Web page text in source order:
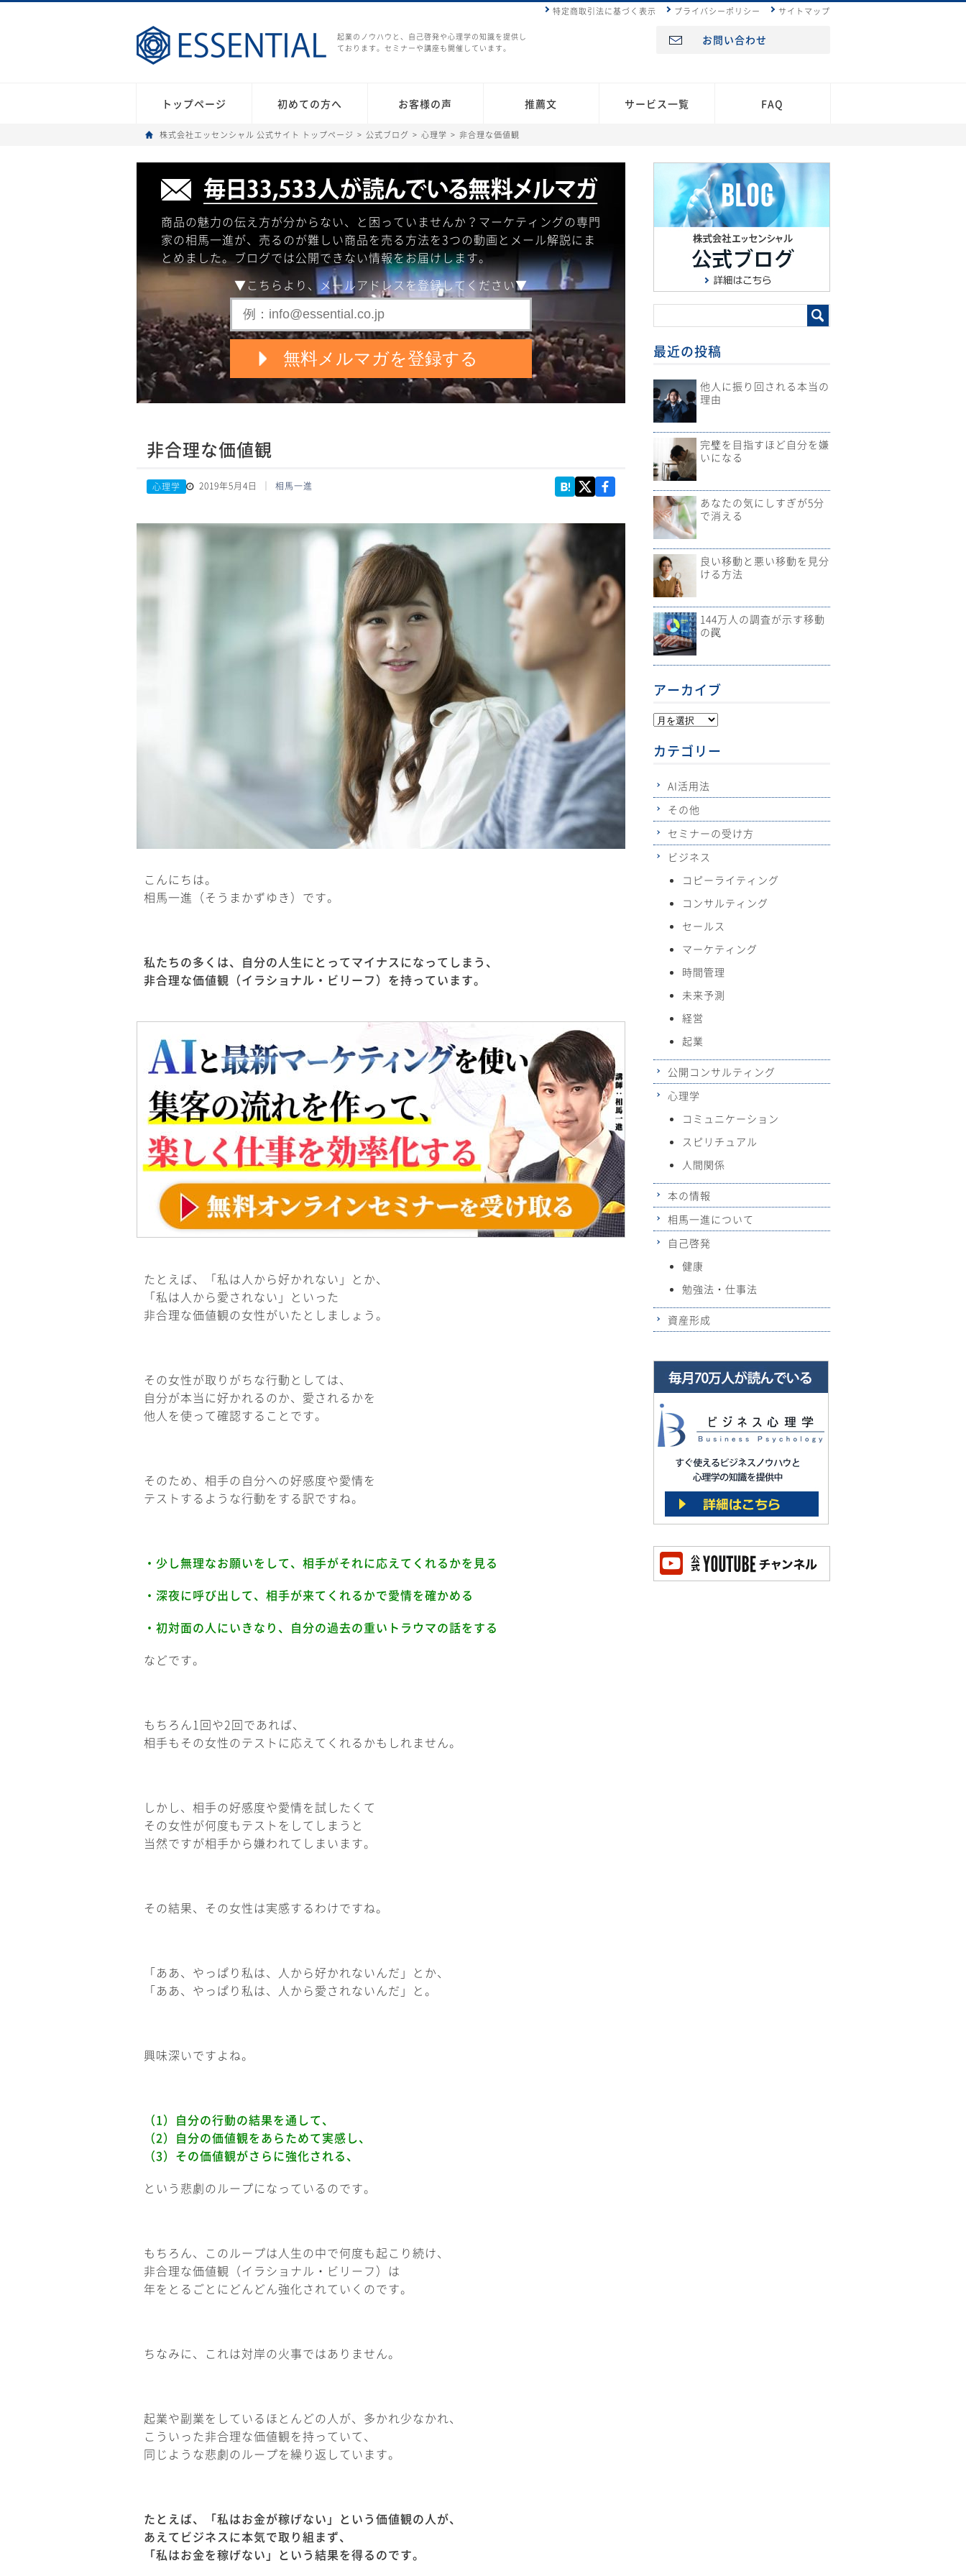
起業のノウハウと、自己啓発や心理学の知識を提供し
ております。セミナーや講座も開催しています。
特定商取引法に基づく表示 プライバシーポリシー サイトマップ
お問い合わせ
トップページ 初めての方へ お客様の声 推薦文 サービス一覧 FAQ
株式会社エッセンシャル 公式サイト トップページ > 公式ブログ > 心理学 > 非合理な価値観
商品の魅力の伝え方が分からない、と困っていませんか？マーケティングの専門
家の相馬一進が、売るのが難しい商品を売る方法を3つの動画とメール解説にま
とめました。ブログでは公開できない情報をお届けします。
▼こちらより、メールアドレスを登録してください▼
非合理な価値観
心理学 2019年5月4日 相馬一進
こんにちは。
相馬一進（そうまかずゆき）です。
私たちの多くは、自分の人生にとってマイナスになってしまう、
非合理な価値観（イラショナル・ビリーフ）を持っています。
たとえば、「私は人から好かれない」とか、
「私は人から愛されない」といった
非合理な価値観の女性がいたとしましょう。
その女性が取りがちな行動としては、
自分が本当に好かれるのか、愛されるかを
他人を使って確認することです。
そのため、相手の自分への好感度や愛情を
テストするような行動をする訳ですね。
・少し無理なお願いをして、相手がそれに応えてくれるかを見る
・深夜に呼び出して、相手が来てくれるかで愛情を確かめる
・初対面の人にいきなり、自分の過去の重いトラウマの話をする
などです。
もちろん1回や2回であれば、
相手もその女性のテストに応えてくれるかもしれません。
しかし、相手の好感度や愛情を試したくて
その女性が何度もテストをしてしまうと
当然ですが相手から嫌われてしまいます。
その結果、その女性は実感するわけですね。
「ああ、やっぱり私は、人から好かれないんだ」とか、
「ああ、やっぱり私は、人から愛されないんだ」と。
興味深いですよね。
（1）自分の行動の結果を通して、
（2）自分の価値観をあらためて実感し、
（3）その価値観がさらに強化される、
という悲劇のループになっているのです。
もちろん、このループは人生の中で何度も起こり続け、
非合理な価値観（イラショナル・ビリーフ）は
年をとるごとにどんどん強化されていくのです。
ちなみに、これは対岸の火事ではありません。
起業や副業をしているほとんどの人が、多かれ少なかれ、
こういった非合理な価値観を持っていて、
同じような悲劇のループを繰り返しています。
たとえば、「私はお金が稼げない」という価値観の人が、
あえてビジネスに本気で取り組まず、
「私はお金を稼げない」という結果を得るのです。
最近の投稿
他人に振り回される本当の
理由
完璧を目指すほど自分を嫌
いになる
あなたの気にしすぎが5分
で消える
良い移動と悪い移動を見分
ける方法
144万人の調査が示す移動
の罠
アーカイブ
カテゴリー
AI活用法
その他
セミナーの受け方
ビジネス
コピーライティング
コンサルティング
セールス
マーケティング
時間管理
未来予測
経営
起業
公開コンサルティング
心理学
コミュニケーション
スピリチュアル
人間関係
本の情報
相馬一進について
自己啓発
健康
勉強法・仕事法
資産形成